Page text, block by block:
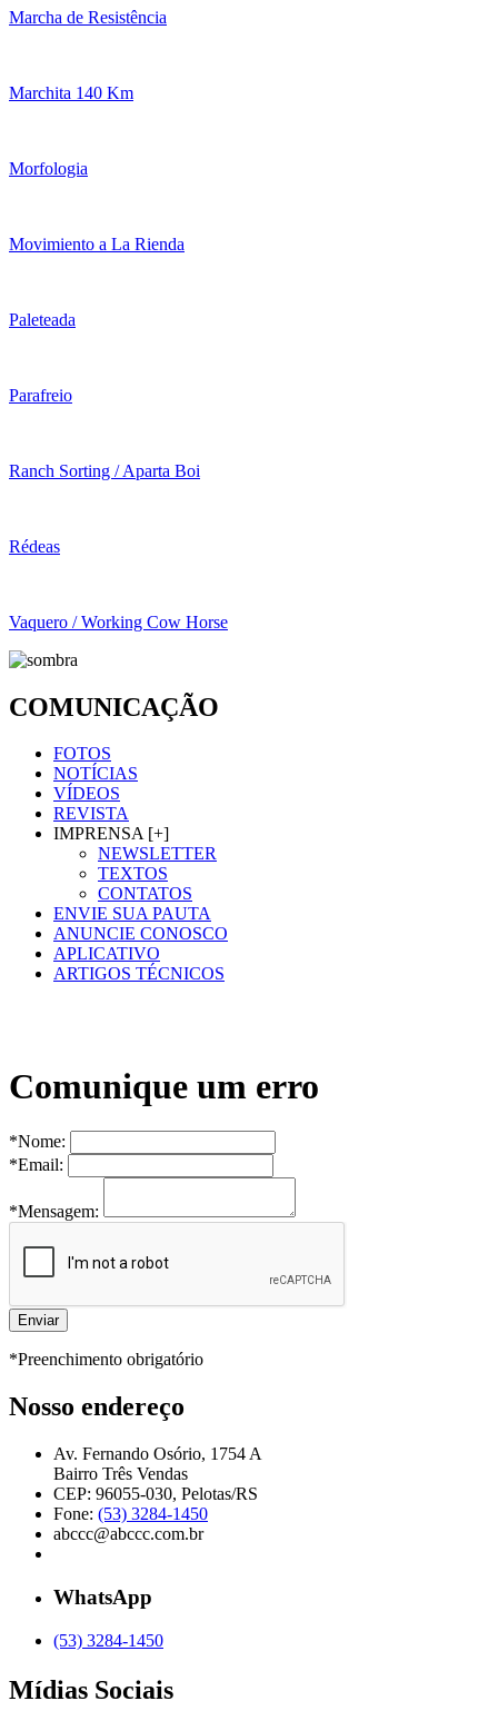
Marcha de Resistência
Marchita 140 Km
Morfologia
Movimiento a La Rienda
Paleteada
Parafreio
Ranch Sorting / Aparta Boi
Rédeas
Vaquero / Working Cow Horse
COMUNICAÇÃO
FOTOS
NOTÍCIAS
VÍDEOS
REVISTA
IMPRENSA [+]
NEWSLETTER
TEXTOS
CONTATOS
ENVIE SUA PAUTA
ANUNCIE CONOSCO
APLICATIVO
ARTIGOS TÉCNICOS
Comunique um erro
*Nome:
*Email:
*Mensagem:
*Preenchimento obrigatório
Nosso endereço
Av. Fernando Osório, 1754 A
Bairro Três Vendas
CEP: 96055-030, Pelotas/RS
Fone: (53) 3284-1450
abccc@abccc.com.br
WhatsApp
(53) 3284-1450
Mídias Sociais